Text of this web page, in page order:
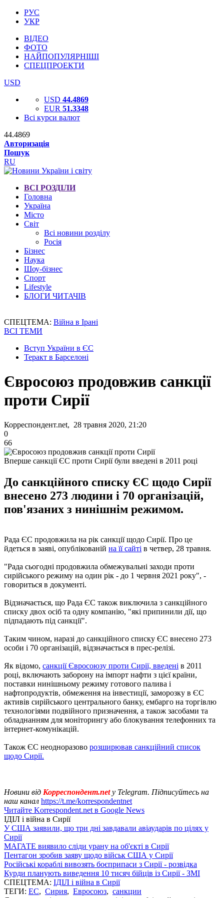
РУС
УКР
ВІДЕО
ФОТО
НАЙПОПУЛЯРНІШІ
СПЕЦПРОЕКТИ
USD
USD 44.4869
EUR 51.3348
Всі курси валют
44.4869
Авторизація
Пошук
RU
ВСІ РОЗДІЛИ
Головна
Україна
Місто
Світ
Всі новини розділу
Росія
Бізнес
Наука
Шоу-бізнес
Спорт
Lifestyle
БЛОГИ ЧИТАЧІВ
СПЕЦТЕМА: Війна в Ірані
ВСІ ТЕМИ
Вступ України в ЄС
Теракт в Барселоні
Євросоюз продовжив санкції
проти Сирії
Корреспондент.net, 28 травня 2020, 21:20
0
66
Вперше санкції ЄС проти Сирії були введені в 2011 році
До санкційного списку ЄС щодо Сирії
внесено 273 людини і 70 організацій,
пов'язаних з нинішнім режимом.
Рада ЄС продовжила на рік санкції щодо Сирії. Про це
йдеться в заяві, опублікованій на її сайті в четвер, 28 травня.
"Рада сьогодні продовжила обмежувальні заходи проти
сирійського режиму на один рік - до 1 червня 2021 року", -
говориться в документі.
Відзначається, що Рада ЄС також виключила з санкційного
списку двох осіб та одну компанію, "які припинили дії, що
підпадають під санкції".
Таким чином, наразі до санкційного списку ЄС внесено 273
особи і 70 організацій, відзначається в прес-релізі.
Як відомо, санкції Євросоюзу проти Сирії, введені в 2011
році, включають заборону на імпорт нафти з цієї країни,
поставки нинішньому режиму готового палива і
нафтопродуктів, обмеження на інвестиції, заморозку в ЄС
активів сирійського центрального банку, ембарго на торгівлю
технологіями подвійного призначення, а також засобами та
обладнанням для моніторингу або блокування телефонних та
інтернет-комунікацій.
Також ЄС неодноразово розширював санкційний список
щодо Сирії.
Новини від Корреспондент.net у Telegram. Підписуйтесь на
наш канал https://t.me/korrespondentnet
Читайте Korrespondent.net в Google News
ІДІЛ і війна в Сирії
У США заявили, що три дні завдавали авіаударів по цілях у
Сирії
МАГАТЕ виявило сліди урану на об'єкті в Сирії
Пентагон зробив заяву щодо військ США у Сирії
Російські кораблі вивозять боєприпаси з Сирії - розвідка
Курди планують виведення 10 тисяч бійців із Сирії - ЗМІ
СПЕЦТЕМА: ІДІЛ і війна в Сирії
ТЕГИ: ЕС, Сирия, Евросоюз, санкции